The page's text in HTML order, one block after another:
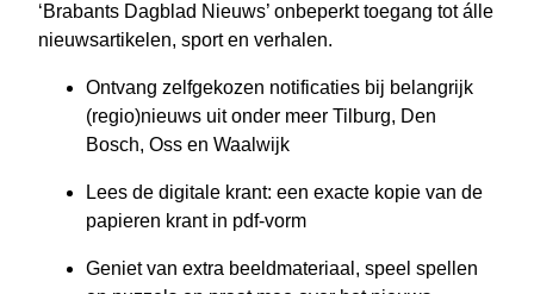
‘Brabants Dagblad Nieuws’ onbeperkt toegang tot álle
nieuwsartikelen, sport en verhalen.
Ontvang zelfgekozen notificaties bij belangrijk
(regio)nieuws uit onder meer Tilburg, Den
Bosch, Oss en Waalwijk
Lees de digitale krant: een exacte kopie van de
papieren krant in pdf-vorm
Geniet van extra beeldmateriaal, speel spellen